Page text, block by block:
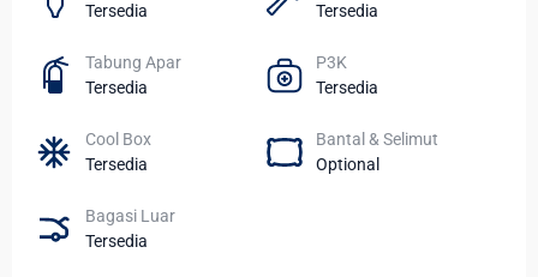
Tersedia
Tersedia
Tabung Apar
Tersedia
P3K
Tersedia
Cool Box
Tersedia
Bantal & Selimut
Optional
Bagasi Luar
Tersedia